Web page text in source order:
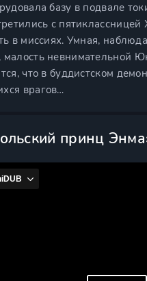
базу в подвале
с
в миссиях. Умная,
невнимательной
что в буддистском
врагов…
принц